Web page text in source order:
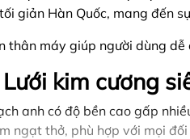
giản Hàn Quốc, mang đến
máy giúp người dùng
kim cương
anh có độ bền cao gấp
ngạt thở, phù hợp với mọi